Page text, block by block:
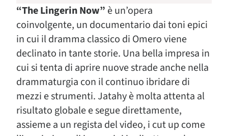
“The Lingerin Now” è un’opera
coinvolgente, un documentario dai toni epici
in cui il dramma classico di Omero viene
declinato in tante storie. Una bella impresa in
cui si tenta di aprire nuove strade anche nella
drammaturgia con il continuo ibridare di
mezzi e strumenti. Jatahy è molta attenta al
risultato globale e segue direttamente,
assieme a un regista del video, i cut up come